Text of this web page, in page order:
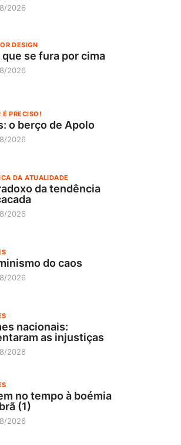
2026
DESIGN
se fura por cima
2026
É PRECISO!
o berço de Apolo
2026
DA ATUALIDADE
da tendência
2026
do caos
2026
nacionais:
as injustiças
2026
no tempo à boémia
(1)
2026